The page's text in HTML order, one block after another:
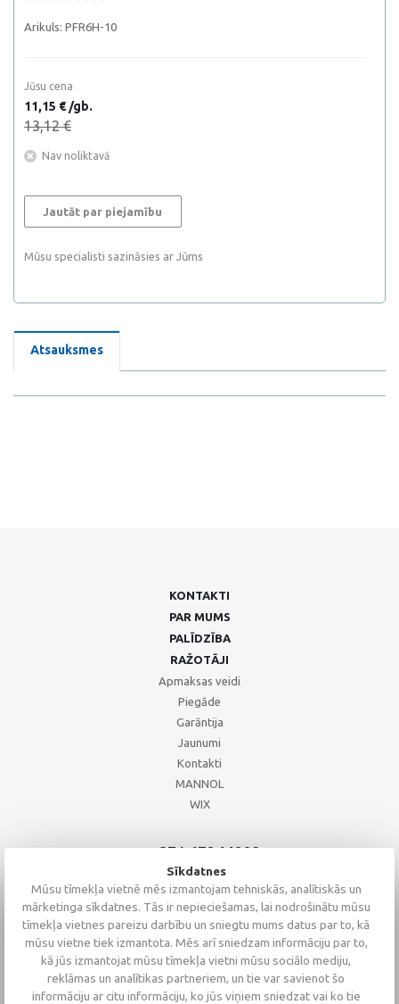
Arikuls: PFR6H-10
Jūsu cena
11,15 € /gb.
13,12 €
Nav noliktavā
Jautāt par piejamību
Mūsu specialisti sazināsies ar Jūms
Atsauksmes
KONTAKTI
PAR MUMS
PALĪDZĪBA
RAŽOTĀJI
Apmaksas veidi
Piegāde
Garāntija
Jaunumi
Kontakti
MANNOL
WIX
+371 67244008
+371 67271055
+371 26002793
Sīkdatnes
Mūsu tīmekļa vietnē mēs izmantojam tehniskās, analītiskās un
mārketinga sīkdatnes. Tās ir nepieciešamas, lai nodrošinātu mūsu
tīmekļa vietnes pareizu darbību un sniegtu mums datus par to, kā
mūsu vietne tiek izmantota. Mēs arī sniedzam informāciju par to,
kā jūs izmantojat mūsu tīmekļa vietni mūsu sociālo mediju,
reklāmas un analītikas partneriem, un tie var savienot šo
informāciju ar citu informāciju, ko jūs viņiem sniedzat vai ko tie